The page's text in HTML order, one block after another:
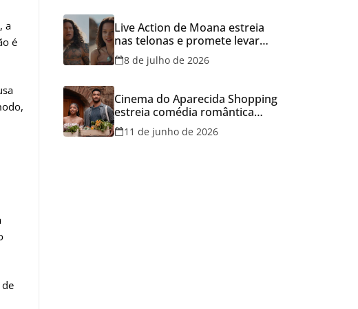
a
é
Live Action de Moana estreia
nas telonas e promete levar
aventura e emoção ao Cineflix
do Aparecida Shopping
8 de julho de 2026
Cinema do Aparecida Shopping
estreia comédia romântica
ambientada na Itália, hoje e
lança promoção para o Dia dos
11 de junho de 2026